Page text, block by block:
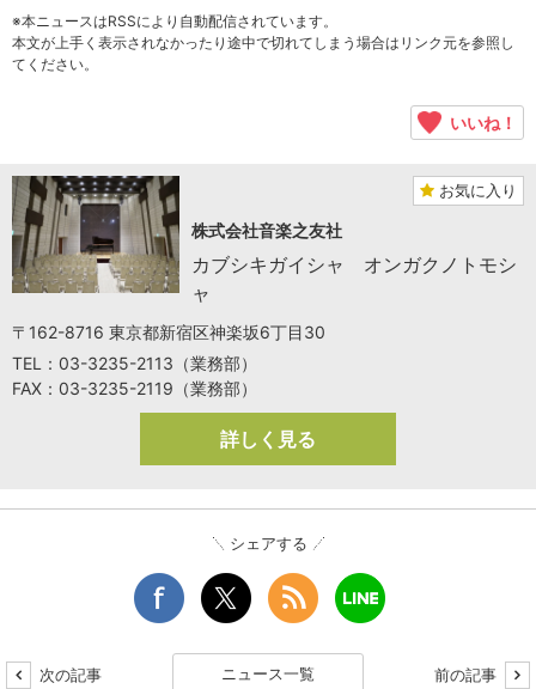
※本ニュースはRSSにより自動配信されています。
本文が上手く表示されなかったり途中で切れてしまう場合はリンク元を参照し
てください。
いいね！
お気に入り
株式会社音楽之友社
カブシキガイシャ オンガクノトモシ
ャ
〒162-8716 東京都新宿区神楽坂6丁目30
TEL：03-3235-2113（業務部）
FAX：03-3235-2119（業務部）
詳しく見る
シェアする
次の記事 ニュース一覧 前の記事